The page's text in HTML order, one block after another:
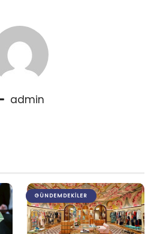
admin
GÜNDEMDEKILER